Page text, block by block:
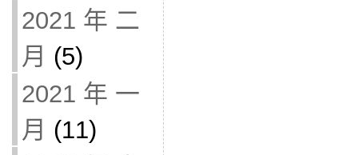
2021 年 二
月 (5)
2021 年 一
月 (11)